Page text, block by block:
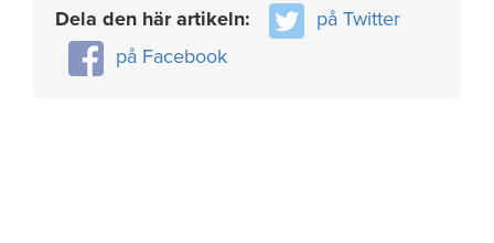
Dela den här artikeln:
på Twitter
på Facebook